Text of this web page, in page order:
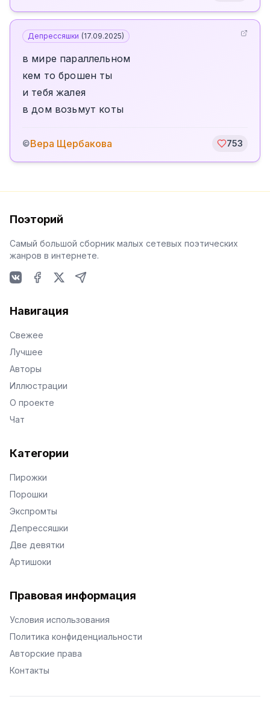
Депрессяшки (17.09.2025)
в мире параллельном
кем то брошен ты
и тебя жалея
в дом возьмут коты
©Вера Щербакова 753
Поэторий
Самый большой сборник малых сетевых поэтических
жанров в интернете.
Навигация
Свежее
Лучшее
Авторы
Иллюстрации
О проекте
Чат
Категории
Пирожки
Порошки
Экспромты
Депрессяшки
Две девятки
Артишоки
Правовая информация
Условия использования
Политика конфиденциальности
Авторские права
Контакты